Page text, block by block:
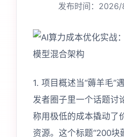
发布时间：
1. 项目概述当“薅羊毛”
发者圈子里一个话题讨
称用极低的成本撬动了
资源。这个标题“200块